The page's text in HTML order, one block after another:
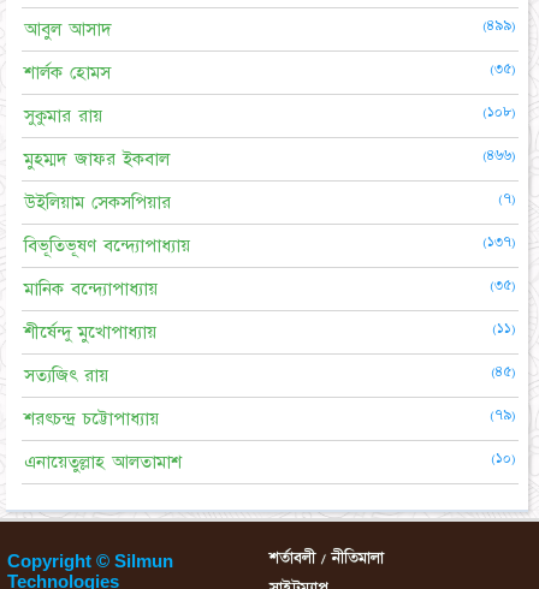
আবুল আসাদ (৪৯৯)
শার্লক হোমস (৩৫)
সুকুমার রায় (১০৮)
মুহম্মদ জাফর ইকবাল (৪৬৬)
উইলিয়াম সেকসপিয়ার (৭)
বিভূতিভূষণ বন্দ্যোপাধ্যায় (১৩৭)
মানিক বন্দ্যোপাধ্যায় (৩৫)
শীর্ষেন্দু মুখোপাধ্যায় (১১)
সত্যজিৎ রায় (৪৫)
শরৎচন্দ্র চট্টোপাধ্যায় (৭৯)
এনায়েতুল্লাহ আলতামাশ (১০)
Copyright © Silmun
Technologies
শর্তাবলী / নীতিমালা